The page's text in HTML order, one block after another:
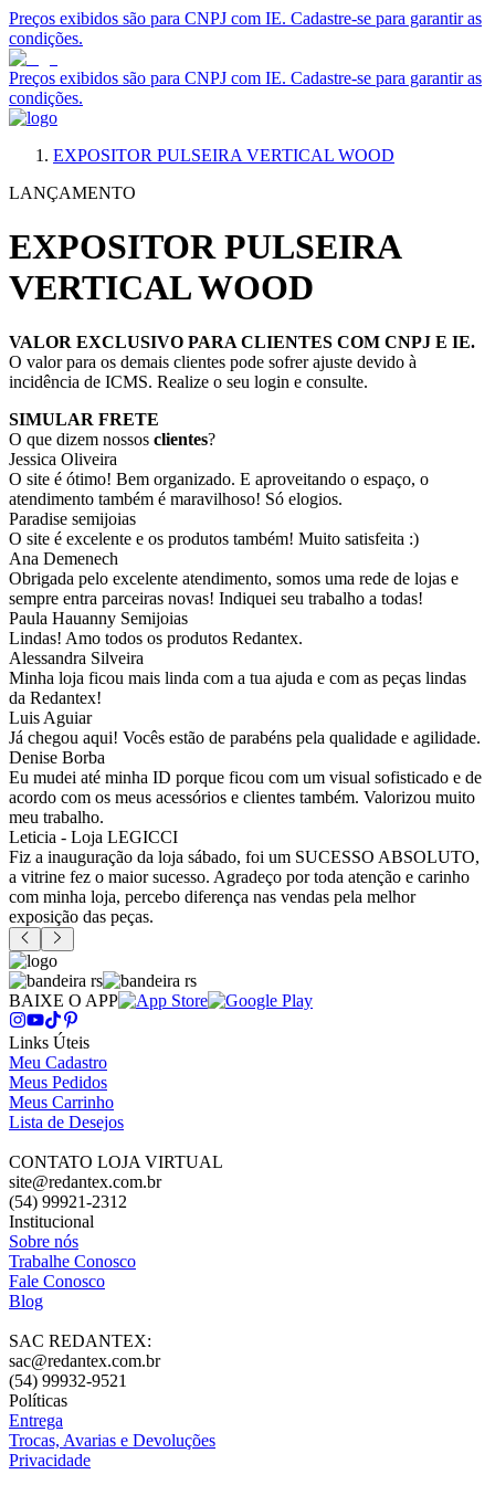
Preços exibidos são para CNPJ com IE. Cadastre-se para garantir as
condições.
Preços exibidos são para CNPJ com IE. Cadastre-se para garantir as
condições.
EXPOSITOR PULSEIRA VERTICAL WOOD
LANÇAMENTO
EXPOSITOR PULSEIRA
VERTICAL WOOD
VALOR EXCLUSIVO PARA CLIENTES COM CNPJ E IE.
O valor para os demais clientes pode sofrer ajuste devido à
incidência de ICMS. Realize o seu login e consulte.
SIMULAR FRETE
O que dizem nossos clientes?
Jessica Oliveira
O site é ótimo! Bem organizado. E aproveitando o espaço, o
atendimento também é maravilhoso! Só elogios.
Paradise semijoias
O site é excelente e os produtos também! Muito satisfeita :)
Ana Demenech
Obrigada pelo excelente atendimento, somos uma rede de lojas e
sempre entra parceiras novas! Indiquei seu trabalho a todas!
Paula Hauanny Semijoias
Lindas! Amo todos os produtos Redantex.
Alessandra Silveira
Minha loja ficou mais linda com a tua ajuda e com as peças lindas
da Redantex!
Luis Aguiar
Já chegou aqui! Vocês estão de parabéns pela qualidade e agilidade.
Denise Borba
Eu mudei até minha ID porque ficou com um visual sofisticado e de
acordo com os meus acessórios e clientes também. Valorizou muito
meu trabalho.
Leticia - Loja LEGICCI
Fiz a inauguração da loja sábado, foi um SUCESSO ABSOLUTO,
a vitrine fez o maior sucesso. Agradeço por toda atenção e carinho
com minha loja, percebo diferença nas vendas pela melhor
exposição das peças.
BAIXE O APP
Links Úteis
Meu Cadastro
Meus Pedidos
Meus Carrinho
Lista de Desejos
CONTATO LOJA VIRTUAL
site@redantex.com.br
(54) 99921-2312
Institucional
Sobre nós
Trabalhe Conosco
Fale Conosco
Blog
SAC REDANTEX:
sac@redantex.com.br
(54) 99932-9521
Políticas
Entrega
Trocas, Avarias e Devoluções
Privacidade